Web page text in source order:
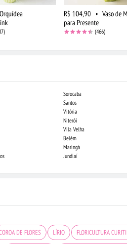
Orquídea
R$ 104,90 • Vaso de
para Presente
(466)
Sorocaba
Santos
Vitória
Niterói
Vila Velha
Belém
Maringá
Jundiaí
DE FLORES LÍRIO FLORICULTURA